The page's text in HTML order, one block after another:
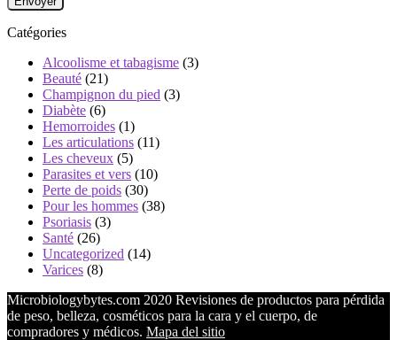
Catégories
Alcoolisme et tabagisme (3)
Beauté (21)
Champignon du pied (3)
Diabète (6)
Hemorroides (1)
Les articulations (11)
Les cheveux (5)
Parasites et vers (10)
Perte de poids (30)
Pour les hommes (38)
Psoriasis (3)
Santé (26)
Uncategorized (14)
Varices (8)
Microbiologybytes.com 2020 Revisiones de productos para pérdida
de peso, belleza, cosméticos para la cara y el cuerpo, de
compradores y médicos. Mapa del sitio